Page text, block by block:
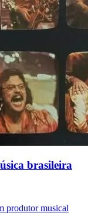
brasileira
produtor musical